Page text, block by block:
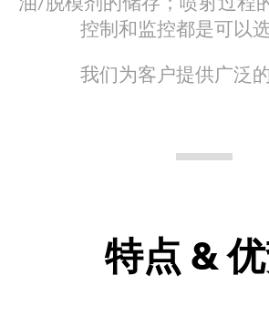
油/脱模剂的储存；喷射过程
控制和监控都是可以选
我们为客户提供广泛的
特点 &